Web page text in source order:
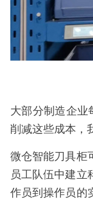
大部分制造企业
削减这些成本，
微仓智能刀具柜
员工队伍中建立
作员到操作员的